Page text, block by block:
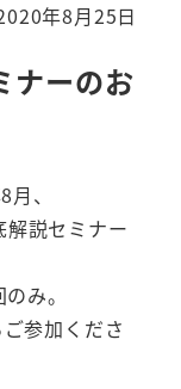
年8月25日
ナーのお
、
説セミナー
み。
参加くださ